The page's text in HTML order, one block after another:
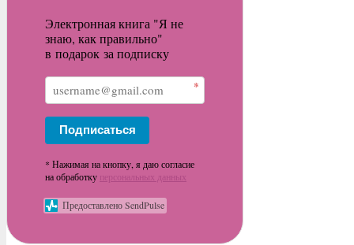
Электронная книга "Я не
знаю, как правильно"
в подарок за подписку
*
Подписаться
* Нажимая на кнопку, я даю согласие
на обработку персональных данных
Предоставлено SendPulse